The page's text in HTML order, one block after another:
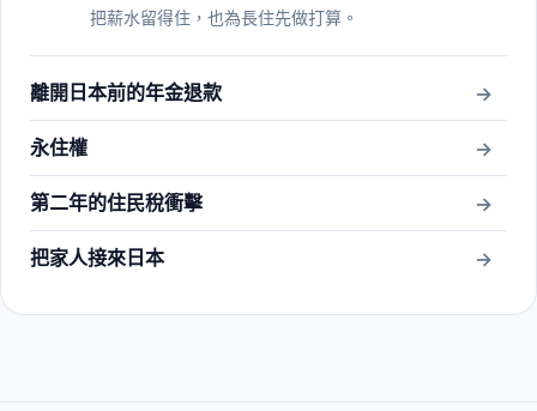
把薪水留得住，也為長住先做打算。
離開日本前的年金退款 →
永住權 →
第二年的住民稅衝擊 →
把家人接來日本 →